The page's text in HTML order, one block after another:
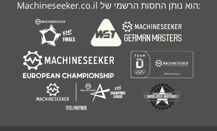
מכסחת דשא
מעמיסים חווה ענקית
Machineseeker.co.il הוא נותן החסות הרשמי של: